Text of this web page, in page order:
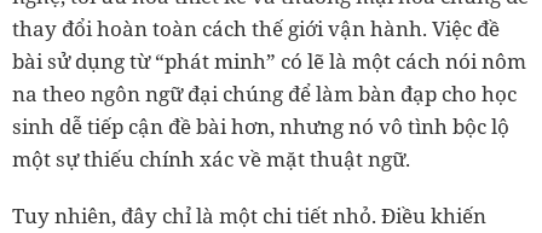
thay đổi hoàn toàn cách thế giới vận hành. Việc đề
bài sử dụng từ “phát minh” có lẽ là một cách nói nôm
na theo ngôn ngữ đại chúng để làm bàn đạp cho học
sinh dễ tiếp cận đề bài hơn, nhưng nó vô tình bộc lộ
một sự thiếu chính xác về mặt thuật ngữ.
Tuy nhiên, đây chỉ là một chi tiết nhỏ. Điều khiến